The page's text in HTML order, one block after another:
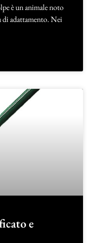
è un animale noto
di adattamento. Nei
e